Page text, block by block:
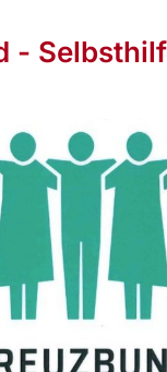
-